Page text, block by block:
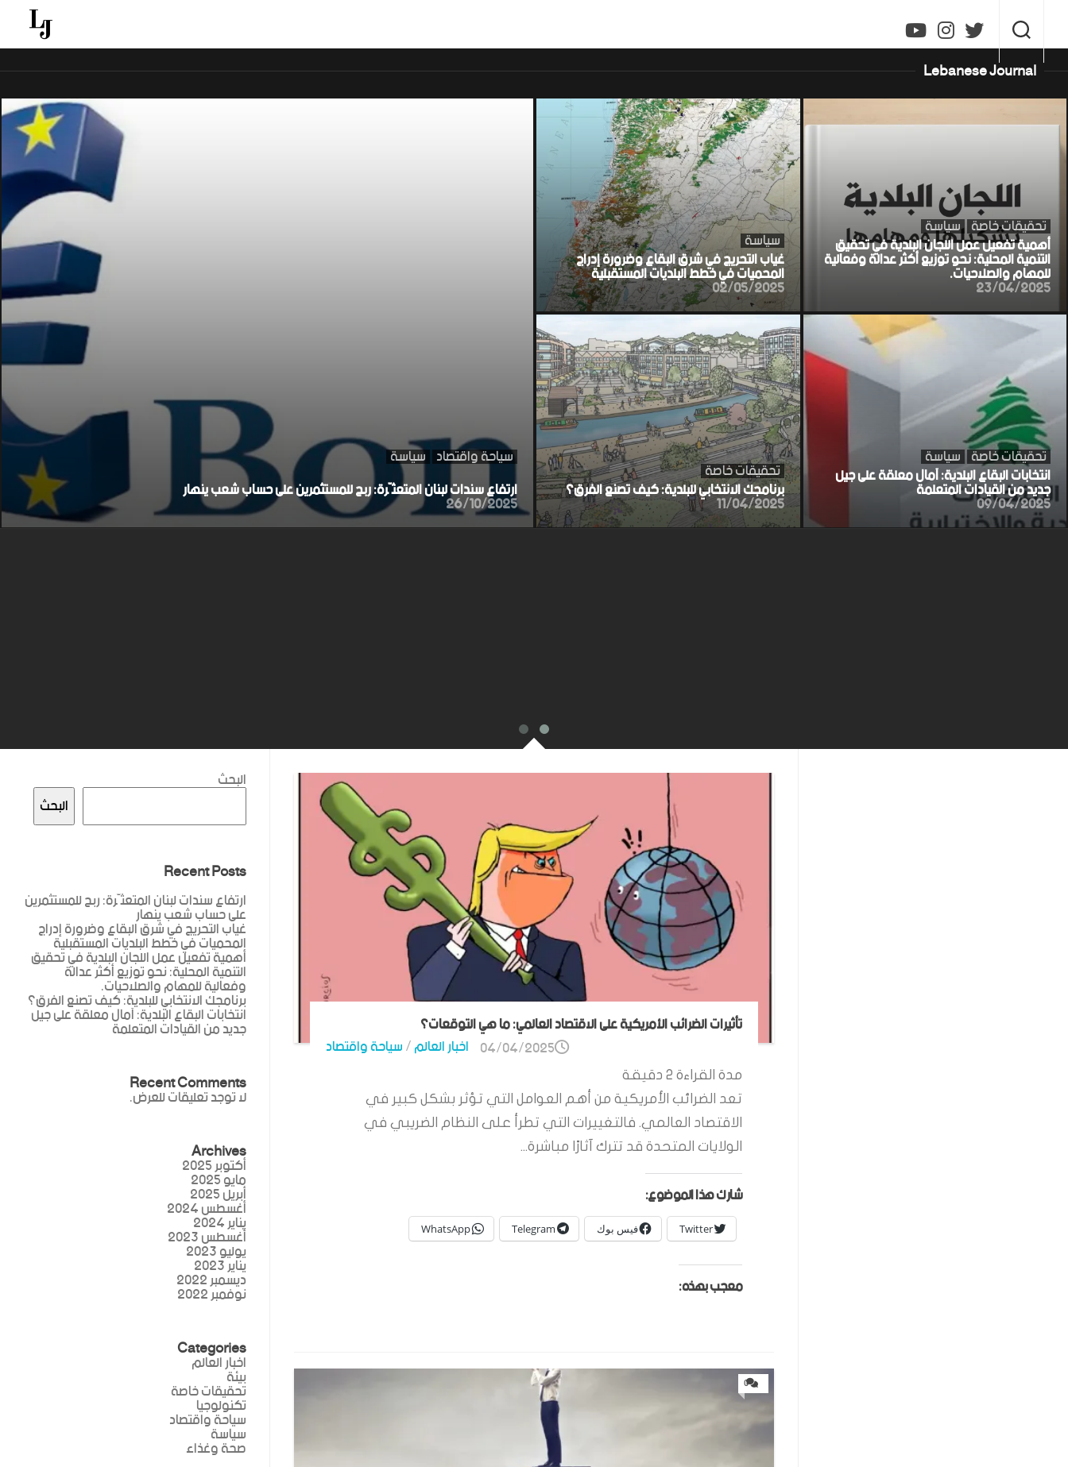
content
Lebanese Journal
سياحة واقتصاد سياسة
ارتفاع سندات لبنان المتعثّرة: ربح للمستثمرين على حساب شعب ينهار
26/10/2025
سياسة
غياب التحريج في شرق البقاع وضرورة إدراج
المحميات في خطط البلديات المستقبلية
02/05/2025
تحقيقات خاصة سياسة
أهمية تفعيل عمل اللجان البلدية في تحقيق
التنمية المحلية: نحو توزيع أكثر عدالة وفعالية
للمهام والصلاحيات.
23/04/2025
تحقيقات خاصة
برنامجك الانتخابي للبلدية: كيف تصنع الفرق؟
11/04/2025
تحقيقات خاصة سياسة
انتخابات البقاع البلدية: آمال معلقة على جيل
جديد من القيادات المتعلمة
09/04/2025
تأثيرات الضرائب الأمريكية على الاقتصاد العالمي: ما هي التوقعات؟
اخبار العالم/سياحة واقتصاد 04/04/2025
مدة القراءة 2 دقيقة
تعد الضرائب الأمريكية من أهم العوامل التي تؤثر بشكل كبير في
الاقتصاد العالمي. فالتغييرات التي تطرأ على النظام الضريبي في
الولايات المتحدة قد تترك آثارًا مباشرة...
شارك هذا الموضوع:
Twitter فيس بوك Telegram
WhatsApp
معجب بهذه:
0
البحث
البحث
Recent Posts
ارتفاع سندات لبنان المتعثّرة: ربح للمستثمرين
على حساب شعب ينهار
غياب التحريج في شرق البقاع وضرورة إدراج
المحميات في خطط البلديات المستقبلية
أهمية تفعيل عمل اللجان البلدية في تحقيق
التنمية المحلية: نحو توزيع أكثر عدالة
وفعالية للمهام والصلاحيات.
برنامجك الانتخابي للبلدية: كيف تصنع الفرق؟
انتخابات البقاع البلدية: آمال معلقة على جيل
جديد من القيادات المتعلمة
Recent Comments
لا توجد تعليقات للعرض.
Archives
أكتوبر 2025
مايو 2025
أبريل 2025
أغسطس 2024
يناير 2024
أغسطس 2023
يوليو 2023
يناير 2023
ديسمبر 2022
نوفمبر 2022
Categories
اخبار العالم
بيئة
تحقيقات خاصة
تكنولوجيا
سياحة واقتصاد
سياسة
صحة وغذاء